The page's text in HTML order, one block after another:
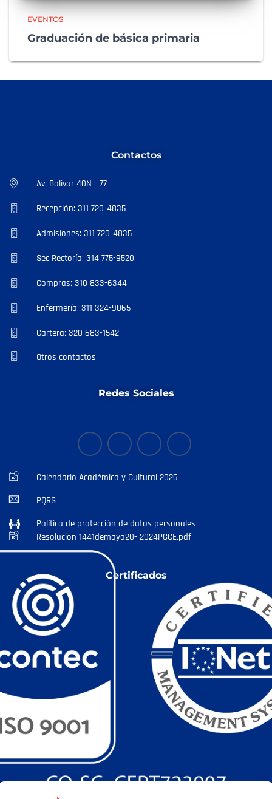
EVENTOS
Graduación de básica primaria
Contactos
Av. Bolivar 40N - 77
Recepción: 311 720-4835
Admisiones: 311 720-4835
Sec Rectoría: 314 775-9520
Compras: 310 833-6344
Enfermería: 311 324-9065
Cartera: 320 683-1542
Otros contactos
Redes Sociales
Calendario Académico y Cultural 2026
PQRS
Política de protección de datos personales
Resolucion 1441demayo20- 2024PGCE.pdf
Certificados